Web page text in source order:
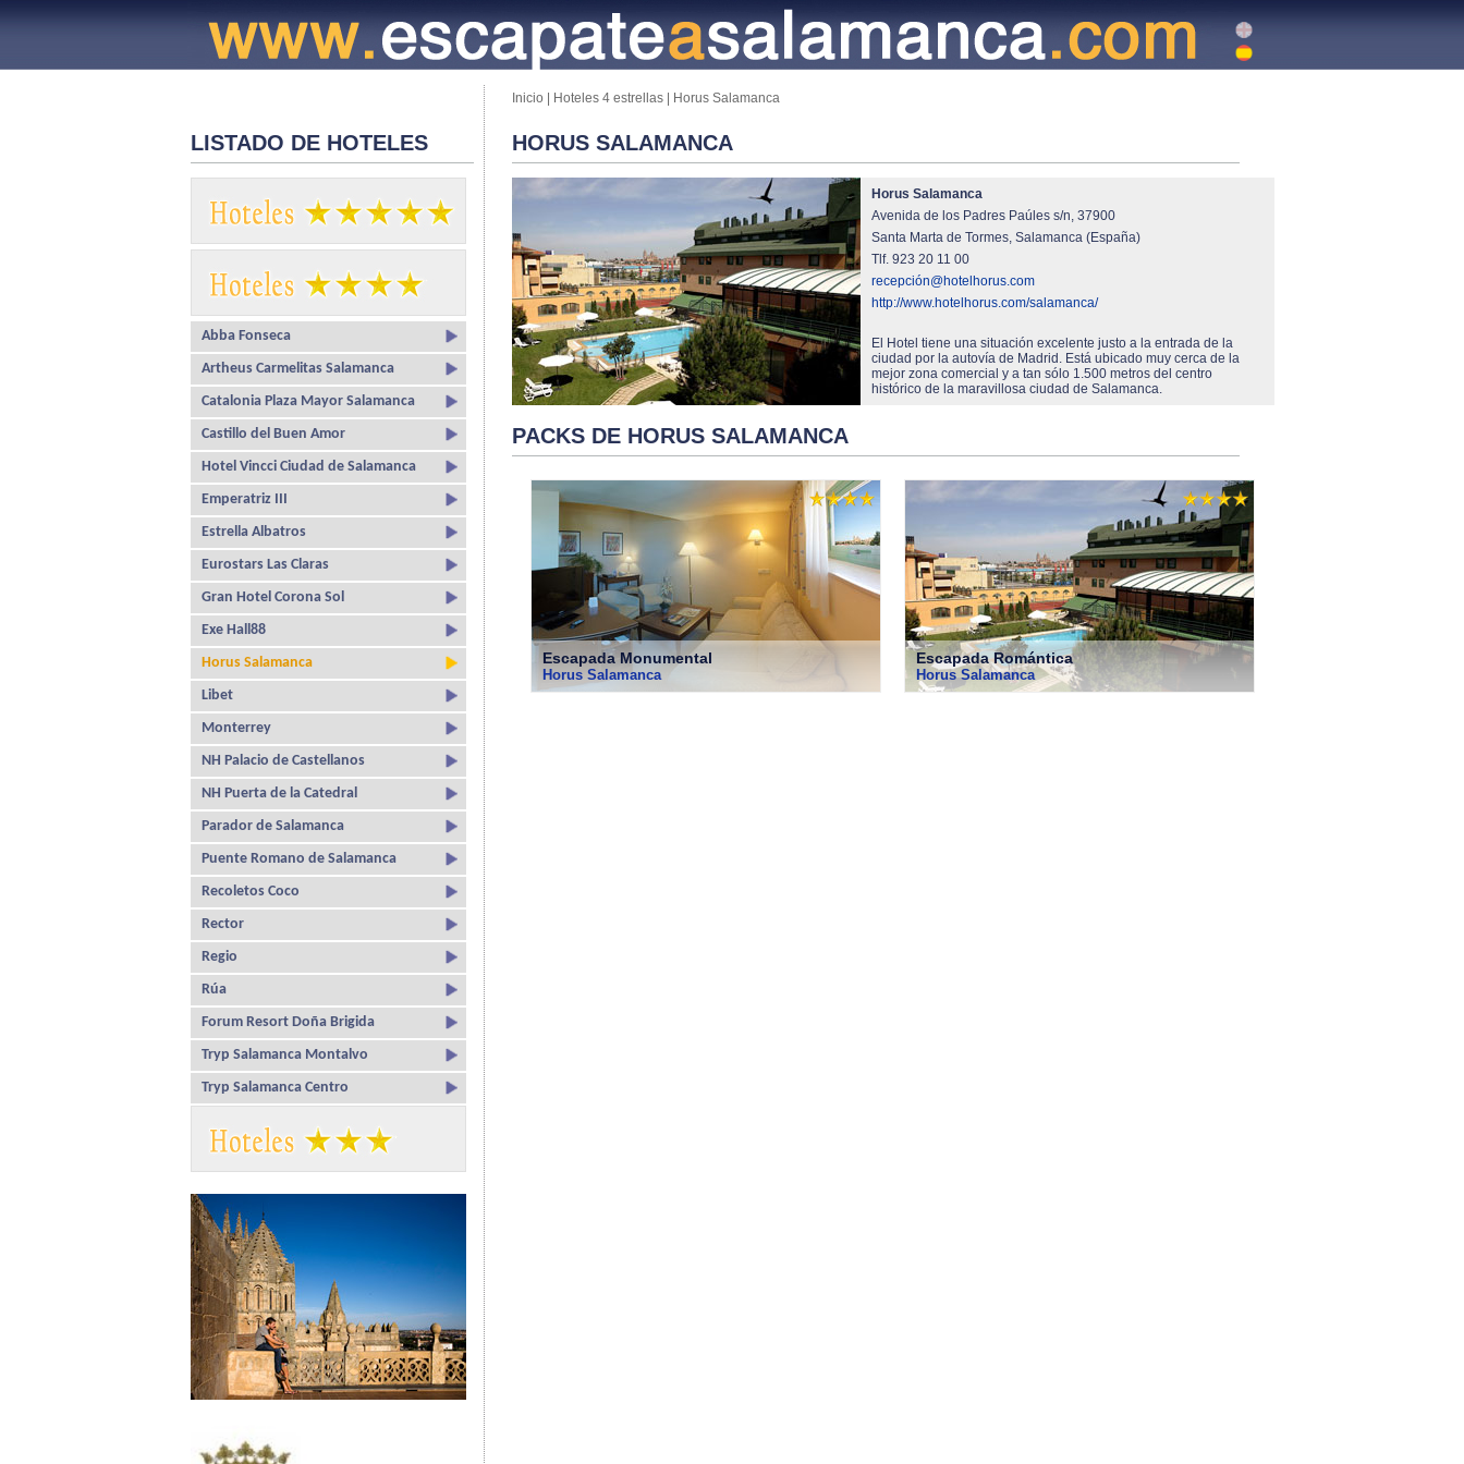
LISTADO DE HOTELES
Abba Fonseca
Artheus Carmelitas Salamanca
Catalonia Plaza Mayor Salamanca
Castillo del Buen Amor
Hotel Vincci Ciudad de Salamanca
Emperatriz III
Estrella Albatros
Eurostars Las Claras
Gran Hotel Corona Sol
Exe Hall88
Horus Salamanca
Libet
Monterrey
NH Palacio de Castellanos
NH Puerta de la Catedral
Parador de Salamanca
Puente Romano de Salamanca
Recoletos Coco
Rector
Regio
Rúa
Forum Resort Doña Brigida
Tryp Salamanca Montalvo
Tryp Salamanca Centro
Inicio Hoteles 4 estrellas Horus Salamanca
HORUS SALAMANCA
Horus Salamanca
Avenida de los Padres Paúles s/n, 37900
Santa Marta de Tormes, Salamanca (España)
Tlf. 923 20 11 00
recepción@hotelhorus.com
http://www.hotelhorus.com/salamanca/
El Hotel tiene una situación excelente justo a la entrada de la
ciudad por la autovía de Madrid. Está ubicado muy cerca de la
mejor zona comercial y a tan sólo 1.500 metros del centro
histórico de la maravillosa ciudad de Salamanca.
PACKS DE HORUS SALAMANCA
Escapada Monumental
Horus Salamanca
Escapada Romántica
Horus Salamanca